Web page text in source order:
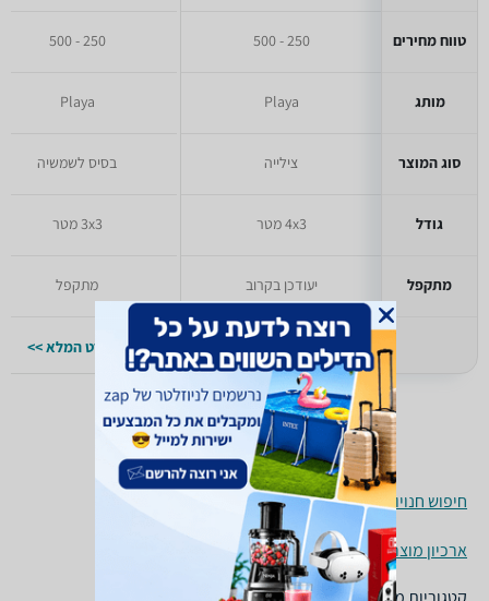
טווח מחירים
מותג
סוג המוצר
גודל
מתקפל
250 - 500
Playa
צילייה
4x3 מטר
יעודכן בקרוב
למפרט המלא >>
250 - 500
Playa
בסיס לשמשיה
3x3 מטר
מתקפל
למפרט המלא >>
חיפוש חנויות גזיבו, ציליות ושמשיות לפי עיר
ארכיון מוצרים